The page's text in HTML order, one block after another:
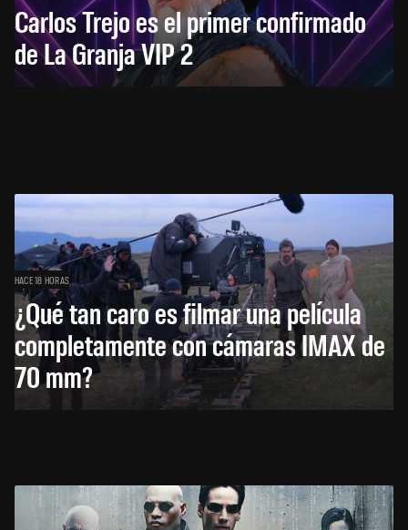
Carlos Trejo es el primer confirmado
de La Granja VIP 2
HACE 18 HORAS
¿Qué tan caro es filmar una película
completamente con cámaras IMAX de
70 mm?